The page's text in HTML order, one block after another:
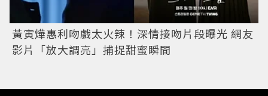
黃寅燁惠利吻戲太火辣！深情接吻片段曝光 網友
影片「放大調亮」捕捉甜蜜瞬間